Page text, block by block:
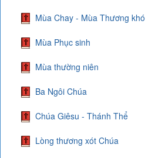
Mùa Chay - Mùa Thương khó
Mùa Phục sinh
Mùa thường niên
Ba Ngôi Chúa
Chúa Giêsu - Thánh Thể
Lòng thương xót Chúa